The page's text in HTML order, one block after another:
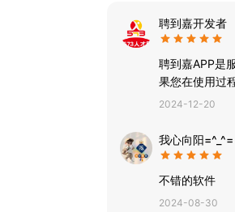
聘到嘉开发者
聘到嘉APP是
果您在使用过
2024-12-20
我心向阳=^_^=
不错的软件
2024-08-30